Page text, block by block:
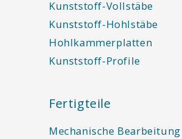
Kunststoff-Vollstäbe
Kunststoff-Hohlstäbe
Hohlkammerplatten
Kunststoff-Profile
Fertigteile
Mechanische Bearbeitung